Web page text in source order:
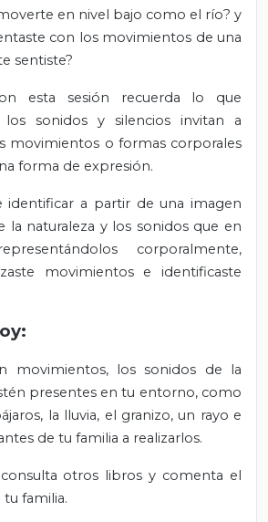
en nivel bajo como el río? y
con los movimientos de una
sentiste?
esta sesión recuerda lo que
los sonidos y silencios invitan a
movimientos o formas corporales
forma de expresión.
identificar a partir de una imagen
la naturaleza y los sonidos que en
corporalmente,
movimientos e identificaste
movimientos, los sonidos de la
presentes en tu entorno, como
la lluvia, el granizo, un rayo e
de tu familia a realizarlos.
otros libros y comenta el
familia.